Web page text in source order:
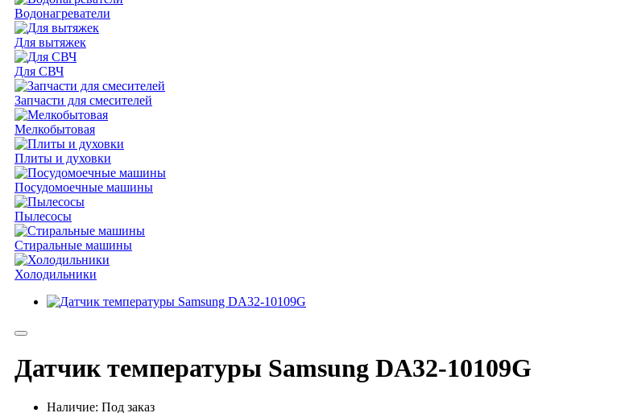
Водонагреватели
Для вытяжек
Для СВЧ
Запчасти для смесителей
Мелкобытовая
Плиты и духовки
Посудомоечные машины
Пылесосы
Стиральные машины
Холодильники
Датчик температуры Samsung DA32-10109G
Наличие: Под заказ